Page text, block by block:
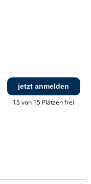
jetzt anmelden
15 von 15 Plätzen frei